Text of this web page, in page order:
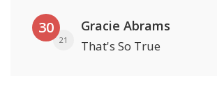
30
21
Gracie Abrams
That's So True